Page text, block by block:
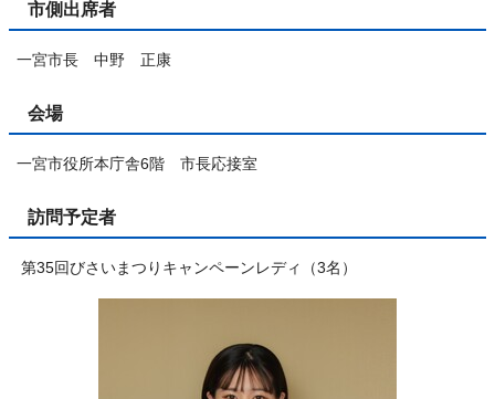
市側出席者
一宮市長 中野 正康
会場
一宮市役所本庁舎6階 市長応接室
訪問予定者
第35回びさいまつりキャンペーンレディ（3名）